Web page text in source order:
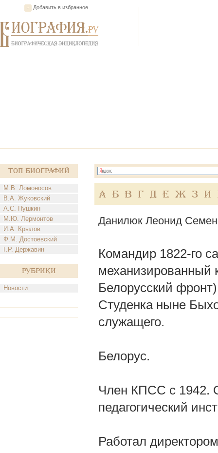
Добавить в избранное
Топ Биографий
М.В. Ломоносов
В.А. Жуковский
А.С. Пушкин
М.Ю. Лермонтов
И.А. Крылов
Ф.М. Достоевский
Г.Р. Державин
Рубрики
Новости
А Б В Г Д Е Ж З И
Данилюк Леонид
Командир 1822-го
механизированный
Белорусский
Студенка ныне
служащего.
Белорус.
Член КПСС с 1942.
педагогический
Работал